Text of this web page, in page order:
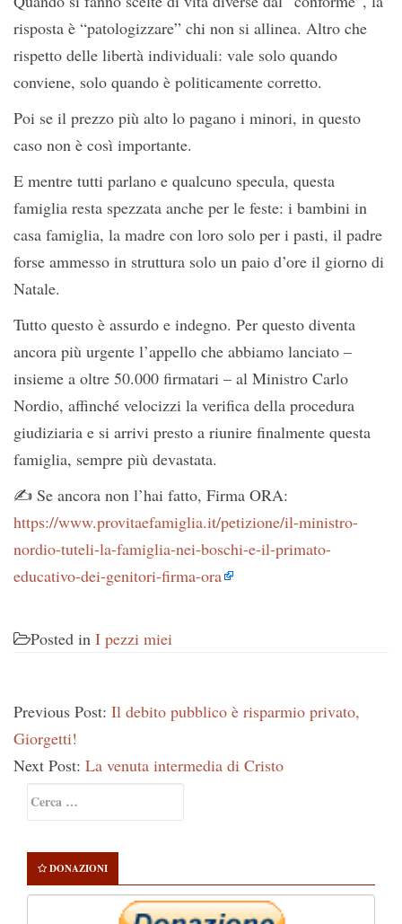
risposta è “patologizzare” chi non si allinea. Altro che
rispetto delle libertà individuali: vale solo quando
conviene, solo quando è politicamente corretto.
Poi se il prezzo più alto lo pagano i minori, in questo
caso non è così importante.
E mentre tutti parlano e qualcuno specula, questa
famiglia resta spezzata anche per le feste: i bambini in
casa famiglia, la madre con loro solo per i pasti, il padre
forse ammesso in struttura solo un paio d’ore il giorno di
Natale.
Tutto questo è assurdo e indegno. Per questo diventa
ancora più urgente l’appello che abbiamo lanciato –
insieme a oltre 50.000 firmatari – al Ministro Carlo
Nordio, affinché velocizzi la verifica della procedura
giudiziaria e si arrivi presto a riunire finalmente questa
famiglia, sempre più devastata.
✍️ Se ancora non l’hai fatto, Firma ORA:
https://www.provitaefamiglia.it/petizione/il-ministro-
nordio-tuteli-la-famiglia-nei-boschi-e-il-primato-
educativo-dei-genitori-firma-ora
Posted in I pezzi miei
Previous Post: Il debito pubblico è risparmio privato,
Giorgetti!
Next Post: La venuta intermedia di Cristo
Sidebar
per:
DONAZIONI